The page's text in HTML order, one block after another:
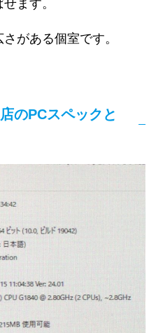
ます。
がある個室です。
のPCスペックと